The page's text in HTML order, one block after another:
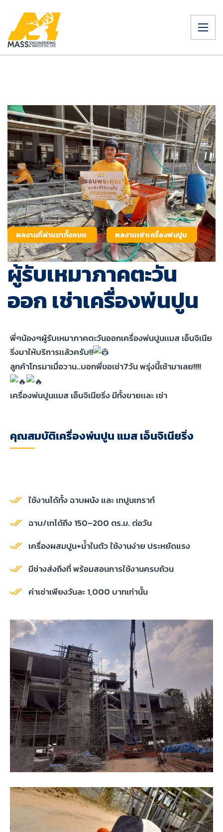
ผลงานที่ผ่านมาทั้งหมด ผลงานเช่าเครื่องพ่นปูน
ผู้รับเหมาภาคตะวัน
ออก เช่าเครื่องพ่นปูน
พี่ๆน้องๆผู้รับเหมาภาคตะวันออกเครื่องพ่นปูนเเมส เอ็นจิเนีย
ริ่งมาให้บริการเเล้วครับ!!
ลูกค้าโทรมาเมื่อวาน..บอกพี่ขอเช่า7วัน พรุ่งนี้เช้ามาเลย!!!!
เครื่องพ่นปูนเเมส เอ็นจิเนียริ่ง มีทั้งขายเเละ เช่า
คุณสมบัติเครื่องพ่นปูน แมส เอ็นจิเนียริ่ง
ใช้งานได้ทั้ง ฉาบผนัง และ เทปูนเกราท์
ฉาบ/เทได้ถึง 150–200 ตร.ม. ต่อวัน
เครื่องผสมปูน+น้ำในตัว ใช้งานง่าย ประหยัดแรง
มีช่างส่งถึงที่ พร้อมสอนการใช้งานครบถ้วน
ค่าเช่าเพียงวันละ 1,000 บาทเท่านั้น